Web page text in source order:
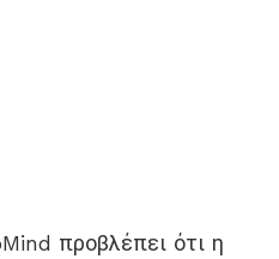
προβλέπει ότι η